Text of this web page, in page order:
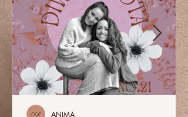
ANIMA